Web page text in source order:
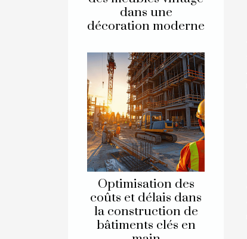
dans une
décoration moderne
Optimisation des
coûts et délais dans
la construction de
bâtiments clés en